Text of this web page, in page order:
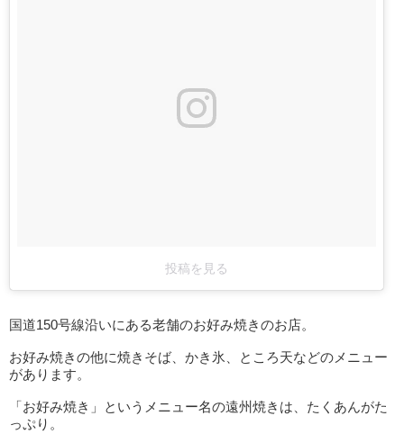
投稿を見る
国道150号線沿いにある老舗のお好み焼きのお店。
お好み焼きの他に焼きそば、かき氷、ところ天などのメニュー
があります。
「お好み焼き」というメニュー名の遠州焼きは、たくあんがた
っぷり。